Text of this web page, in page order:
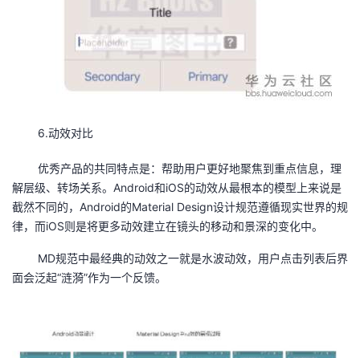
6.动效对比
优秀产品的共同特点是：帮助用户更好地聚焦到重点信息，理
解层级、转场关系。Android和iOS的动效从最根本的模型上来说是
截然不同的，Android的Material Design设计规范遵循现实世界的规
律，而iOS则是将更多动效建立在镜头的移动和景深的变化中。
MD规范中最经典的动效之一就是水波动效，用户点击列表后界
面会泛起“涟漪”作为一个反馈。